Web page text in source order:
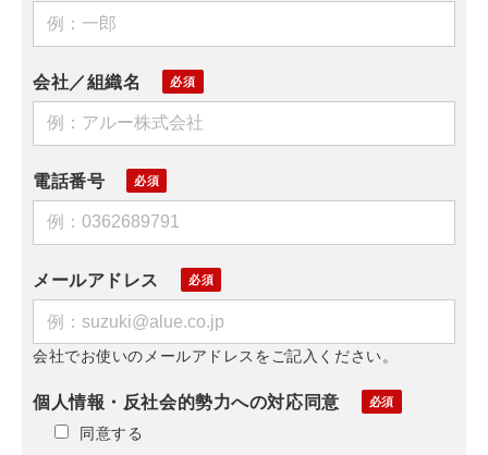
会社／組織名
電話番号
メールアドレス
会社でお使いのメールアドレスをご記入ください。
個人情報・反社会的勢力への対応同意
同意する